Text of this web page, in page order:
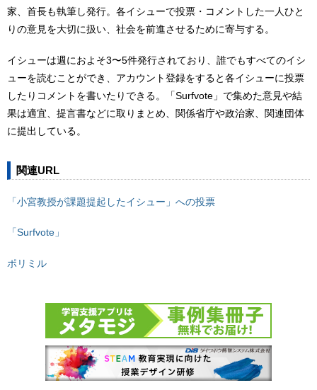
家、首長も執筆し発行。各イシューで投票・コメントした一人ひと
りの意見を大切に扱い、社会を前進させるために寄与する。
イシューは週におよそ3〜5件発行されており、誰でもすべてのイシ
ューを読むことができ、アカウント登録をすると各イシューに投票
したりコメントを書いたりできる。「Surfvote」で集めた意見や結
果は適宜、提言書などに取りまとめ、関係省庁や政治家、関連団体
に提出している。
関連URL
「小宮教授が課題提起したイシュー」への投票
「Surfvote」
ポリミル